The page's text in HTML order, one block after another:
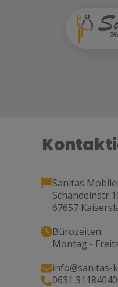
Sanitas
67657
Bürozeiten:
Montag -
info@sanitas-
0631 31184040